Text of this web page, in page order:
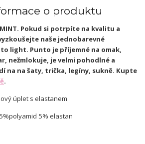
o produktu
Pokud si potrpíte na kvalitu a
naše jednobarevné
light. Punto je příjemné na omak,
nežmlokuje, je velmi pohodlné a
na na šaty, trička, legíny, sukně. Kupte
.
úplet s elastanem
5% elastan